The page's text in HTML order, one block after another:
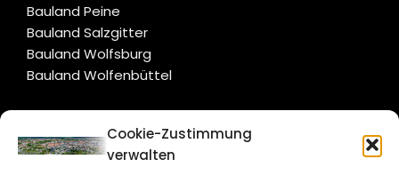
Cookie-Zustimmung
verwalten
Bauland Peine
Bauland Salzgitter
Bauland Wolfsburg
Bauland Wolfenbüttel
CITYLIFE!